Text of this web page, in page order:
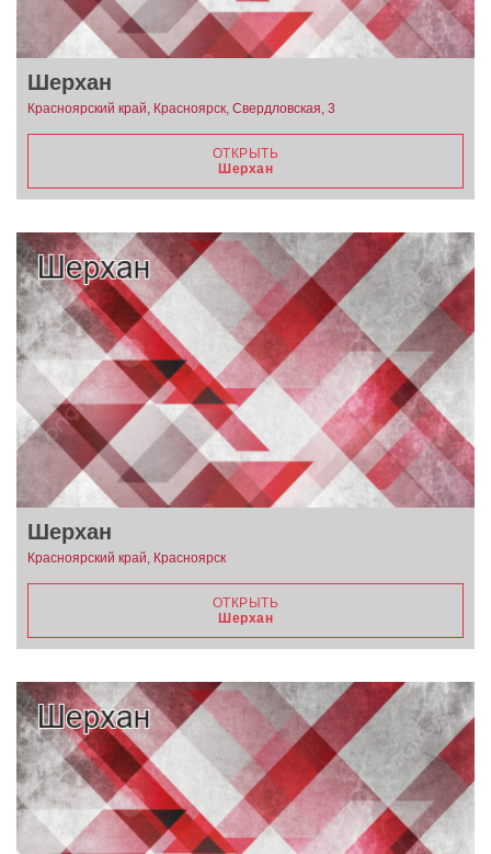
Шерхан
Красноярский край, Красноярск, Свердловская, 3
ОТКРЫТЬ
Шерхан
Шерхан
Красноярский край, Красноярск
ОТКРЫТЬ
Шерхан